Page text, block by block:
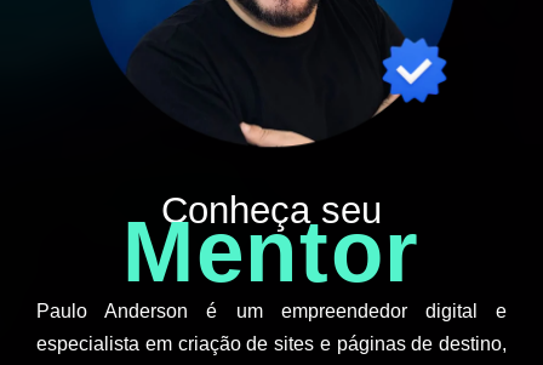
Conheça seu
Mentor
Paulo Anderson é um empreendedor digital e
especialista em criação de sites e páginas de destino,